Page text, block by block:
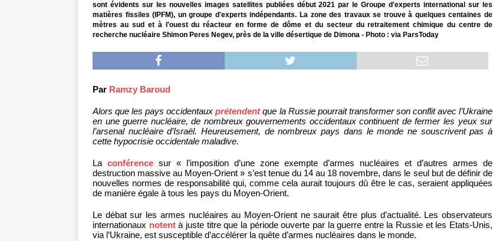
sont évidents sur les nouvelles images satellites publiées début 2021 par le Groupe d'experts international sur les
matières fissiles (IPFM), un groupe d'experts indépendants. La zone des travaux se trouve à quelques centaines de
mètres au sud et à l'ouest du réacteur en forme de dôme et du secteur du retraitement chimique du centre de
recherche nucléaire Shimon Peres Negev, près de la ville désertique de Dimona - Photo : via ParsToday
Par Ramzy Baroud
Alors que les pays occidentauxprétendentque la Russie pourrait transformer son conflit avec l’Ukraine
en une guerre nucléaire, de nombreux gouvernements occidentaux continuent de fermer les yeux sur
l’arsenal nucléaire d’Israël. Heureusement, de nombreux pays dans le monde ne souscrivent pas à
cette hypocrisie occidentale maladive.
Laconférence sur « l’imposition d’une zone exempte d’armes nucléaires et d’autres armes de
destruction massive au Moyen-Orient » s’est tenue du 14 au 18 novembre, dans le seul but de définir de
nouvelles normes de responsabilité qui, comme cela aurait toujours dû être le cas, seraient appliquées
de manière égale à tous les pays du Moyen-Orient.
Le débat sur les armes nucléaires au Moyen-Orient ne saurait être plus d’actualité. Les observateurs
internationaux notentà juste titre que la période ouverte par la guerre entre la Russie et les Etats-Unis,
via l’Ukraine, est susceptible d’accélérer la quête d’armes nucléaires dans le monde.